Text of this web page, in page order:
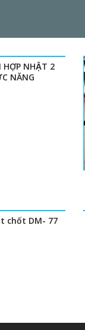
HỢP NHẬT 2
NĂNG
chốt DM- 77